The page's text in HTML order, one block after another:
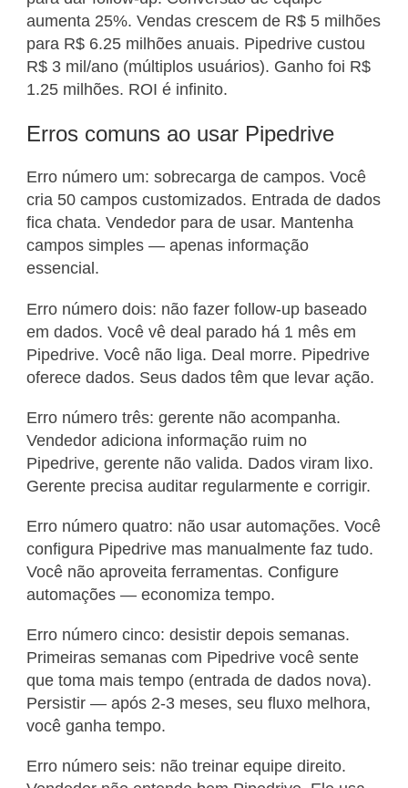
aumenta 25%. Vendas crescem de R$ 5 milhões
para R$ 6.25 milhões anuais. Pipedrive custou
R$ 3 mil/ano (múltiplos usuários). Ganho foi R$
1.25 milhões. ROI é infinito.
Erros comuns ao usar Pipedrive
Erro número um: sobrecarga de campos. Você
cria 50 campos customizados. Entrada de dados
fica chata. Vendedor para de usar. Mantenha
campos simples — apenas informação
essencial.
Erro número dois: não fazer follow-up baseado
em dados. Você vê deal parado há 1 mês em
Pipedrive. Você não liga. Deal morre. Pipedrive
oferece dados. Seus dados têm que levar ação.
Erro número três: gerente não acompanha.
Vendedor adiciona informação ruim no
Pipedrive, gerente não valida. Dados viram lixo.
Gerente precisa auditar regularmente e corrigir.
Erro número quatro: não usar automações. Você
configura Pipedrive mas manualmente faz tudo.
Você não aproveita ferramentas. Configure
automações — economiza tempo.
Erro número cinco: desistir depois semanas.
Primeiras semanas com Pipedrive você sente
que toma mais tempo (entrada de dados nova).
Persistir — após 2-3 meses, seu fluxo melhora,
você ganha tempo.
Erro número seis: não treinar equipe direito.